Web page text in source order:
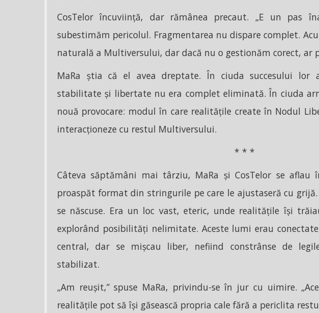
CosTelor încuviință, dar rămânea precaut. „E un pas
subestimăm pericolul. Fragmentarea nu dispare complet.
naturală a Multiversului, dar dacă nu o gestionăm corect, ar
MaRa știa că el avea dreptate. În ciuda succesului lor
stabilitate și libertate nu era complet eliminată. În ciuda
nouă provocare: modul în care realitățile create în Nodul
interacționeze cu restul Multiversului.
* * *
Câteva săptămâni mai târziu, MaRa și CosTelor se aflau
proaspăt format din stringurile pe care le ajustaseră cu
se născuse. Era un loc vast, eteric, unde realitățile își
explorând posibilități nelimitate. Aceste lumi erau
central, dar se mișcau liber, nefiind constrânse de
stabilizat.
„Am reușit,” spuse MaRa, privindu-se în jur cu uimire.
realitățile pot să își găsească propria cale fără a periclita